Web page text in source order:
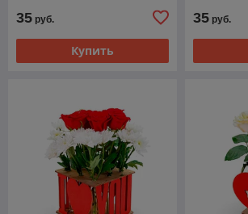
35 руб.
Купить
35 руб.